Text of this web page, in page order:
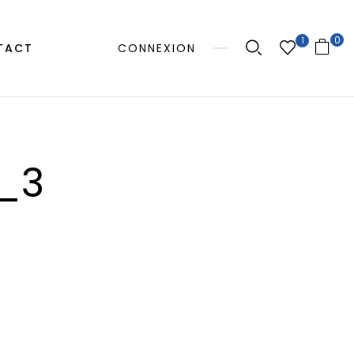
CONNEXION
1 0